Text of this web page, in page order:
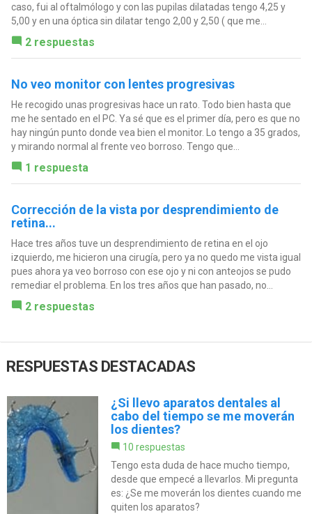
caso, fui al oftalmólogo y con las pupilas dilatadas tengo 4,25 y
5,00 y en una óptica sin dilatar tengo 2,00 y 2,50 ( que me...
2 respuestas
No veo monitor con lentes progresivas
He recogido unas progresivas hace un rato. Todo bien hasta que
me he sentado en el PC. Ya sé que es el primer día, pero es que no
hay ningún punto donde vea bien el monitor. Lo tengo a 35 grados,
y mirando normal al frente veo borroso. Tengo que...
1 respuesta
Corrección de la vista por desprendimiento de
retina...
Hace tres años tuve un desprendimiento de retina en el ojo
izquierdo, me hicieron una cirugía, pero ya no quedo me vista igual
pues ahora ya veo borroso con ese ojo y ni con anteojos se pudo
remediar el problema. En los tres años que han pasado, no...
2 respuestas
RESPUESTAS DESTACADAS
¿Si llevo aparatos dentales al
cabo del tiempo se me moverán
los dientes?
10 respuestas
Tengo esta duda de hace mucho tiempo,
desde que empecé a llevarlos. Mi pregunta
es: ¿Se me moverán los dientes cuando me
quiten los aparatos?